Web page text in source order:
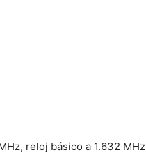
reloj básico a 1.632 MHz